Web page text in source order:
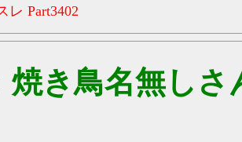
レ Part3402
焼き鳥名無し